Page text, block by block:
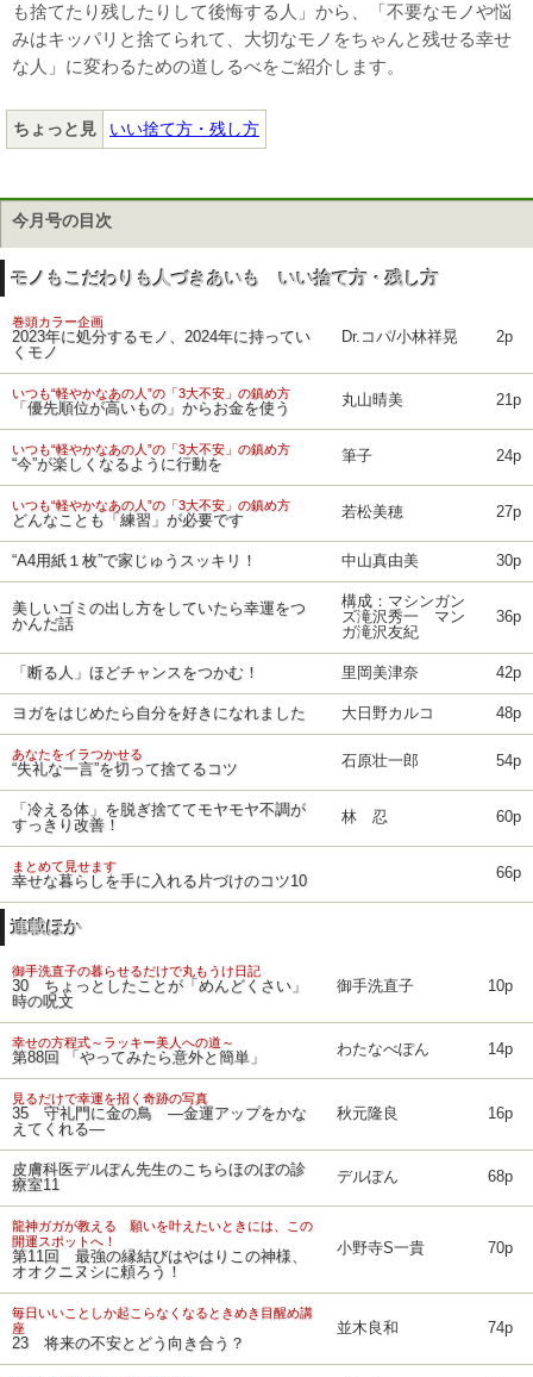
も捨てたり残したりして後悔する人」から、「不要なモノや悩
みはキッパリと捨てられて、大切なモノをちゃんと残せる幸せ
な人」に変わるための道しるべをご紹介します。
ちょっと見 いい捨て方・残し方
今月号の目次
モノもこだわりも人づきあいも いい捨て方・残し方
巻頭カラー企画
2023年に処分するモノ、2024年に持ってい
くモノ
Dr.コパ/小林祥晃 2p
いつも“軽やかなあの人”の「3大不安」の鎮め方
「優先順位が高いもの」からお金を使う 丸山晴美 21p
いつも“軽やかなあの人”の「3大不安」の鎮め方
“今”が楽しくなるように行動を 筆子 24p
いつも“軽やかなあの人”の「3大不安」の鎮め方
どんなことも「練習」が必要です 若松美穂 27p
“A4用紙１枚”で家じゅうスッキリ！ 中山真由美 30p
美しいゴミの出し方をしていたら幸運をつ
かんだ話
構成：マシンガン
ズ滝沢秀一 マン
ガ滝沢友紀
36p
「断る人」ほどチャンスをつかむ！ 里岡美津奈 42p
ヨガをはじめたら自分を好きになれました 大日野カルコ 48p
あなたをイラつかせる
“失礼な一言”を切って捨てるコツ 石原壮一郎 54p
「冷える体」を脱ぎ捨ててモヤモヤ不調が
すっきり改善！
林 忍 60p
まとめて見せます
幸せな暮らしを手に入れる片づけのコツ10 66p
連載ほか
御手洗直子の暮らせるだけで丸もうけ日記
30 ちょっとしたことが「めんどくさい」
時の呪文
御手洗直子 10p
幸せの方程式～ラッキー美人への道～
第88回 「やってみたら意外と簡単」 わたなべぽん 14p
見るだけで幸運を招く奇跡の写真
35 守礼門に金の鳥 ―金運アップをかな
えてくれる―
秋元隆良 16p
皮膚科医デルぽん先生のこちらほのぼの診
療室11
デルぽん 68p
龍神ガガが教える 願いを叶えたいときには、この
開運スポットへ！
第11回 最強の縁結びはやはりこの神様、
オオクニヌシに頼ろう！
小野寺S一貴 70p
毎日いいことしか起こらなくなるときめき目醒め講
座
23 将来の不安とどう向き合う？
並木良和 74p